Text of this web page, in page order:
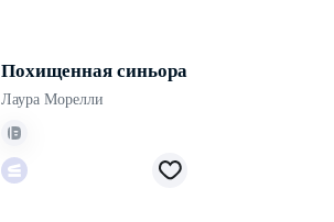
Похищенная синьора
Лаура Морелли